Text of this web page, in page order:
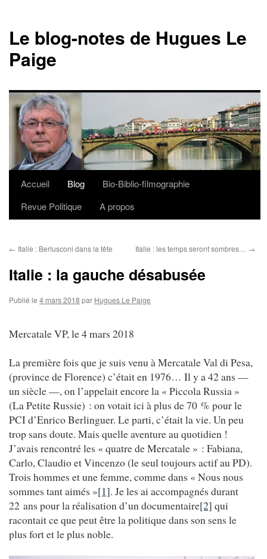
Le blog-notes de Hugues Le
Paige
Aller
Accueil Blog
Bio-Biblio-filmographie
Revue Politique
A propos
← Italie : Berlusconi dans la tête Italie : les temps seront sombres… →
Italie : la gauche désabusée
Publié le 4 mars 2018 par Hugues Le Paige
Mercatale VP, le 4 mars 2018
La première fois que je suis venu à Mercatale Val di Pesa,
(province de Florence) c’était en 1976… Il y a 42 ans —
un siècle —, on l’appelait encore la « Piccola Russia »
(La Petite Russie) : on votait ici à plus de 70 % pour le
PCI d’Enrico Berlinguer. Le parti, c’était la vie. Un peu
trop sans doute. Mais quelle aventure au quotidien !
J’avais rencontré les « quatre de Mercatale » : Fabiana,
Carlo, Claudio et Vincenzo (le seul toujours actif au PD).
Trois hommes et une femme, comme dans « Nous nous
sommes tant aimés »[1]. Je les ai accompagnés durant
22 ans pour la réalisation d’un documentaire[2] qui
racontait ce que peut être la politique dans son sens le
plus fort et le plus noble.